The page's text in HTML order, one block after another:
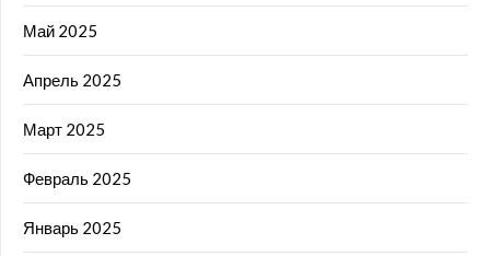
Май 2025
Апрель 2025
Март 2025
Февраль 2025
Январь 2025